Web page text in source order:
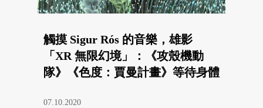
觸摸 Sigur Rós 的音樂，雄影
「XR 無限幻境」：《攻殼機動
隊》《色度：賈曼計畫》等待身體
07.10.2020